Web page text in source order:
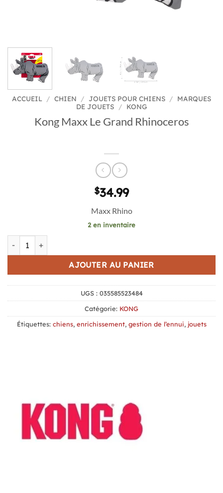
ACCUEIL / CHIEN / JOUETS POUR CHIENS / MARQUES
DE JOUETS
/ KONG
Kong Maxx Le Grand Rhinoceros
$34.99
Maxx Rhino
2 en inventaire
quantité de Kong Maxx Le Grand Rhinoceros
AJOUTER AU PANIER
UGS : 035585523484
Catégorie: KONG
Étiquettes: chiens, enrichissement, gestion de l’ennui, jouets